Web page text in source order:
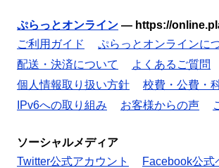
ぷらっとオンライン — https://
ご利用ガイド
ぷらっとオンラインに
配送・決済について
よくあるご質問
個人情報取り扱い方針
校費・公費・
IPv6への取り組み
お客様からの声
ソーシャルメディア
Twitter公式アカウント
Facebook公式